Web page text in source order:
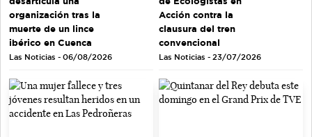
organización tras la
muerte de un lince
ibérico en Cuenca
Las Noticias - 06/08/2026
Acción contra la
clausura del tren
convencional
Las Noticias - 23/07/2026